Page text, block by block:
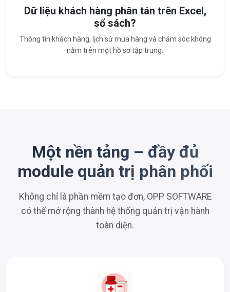
Dữ liệu khách hàng phân tán trên Excel,
sổ sách?
Thông tin khách hàng, lịch sử mua hàng và chăm sóc không
nằm trên một hồ sơ tập trung.
Một nền tảng – đầy đủ
module quản trị phân phối
Không chỉ là phần mềm tạo đơn, OPP SOFTWARE
có thể mở rộng thành hệ thống quản trị vận hành
toàn diện.